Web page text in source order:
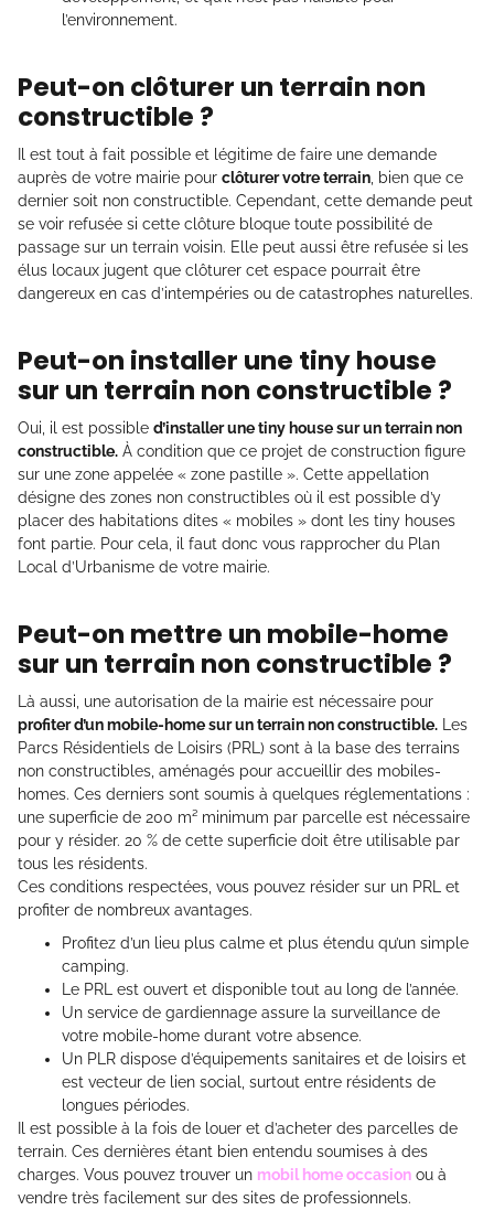
l’environnement.
Peut-on clôturer un terrain non
constructible ?
Il est tout à fait possible et légitime de faire une demande
auprès de votre mairie pour clôturer votre terrain , bien que ce
dernier soit non constructible. Cependant, cette demande peut
se voir refusée si cette clôture bloque toute possibilité de
passage sur un terrain voisin. Elle peut aussi être refusée si les
élus locaux jugent que clôturer cet espace pourrait être
dangereux en cas d’intempéries ou de catastrophes naturelles.
Peut-on installer une tiny house
sur un terrain non constructible ?
Oui, il est possible d’installer une tiny house sur un terrain non
constructible. À condition que ce projet de construction figure
sur une zone appelée « zone pastille ». Cette appellation
désigne des zones non constructibles où il est possible d’y
placer des habitations dites « mobiles » dont les tiny houses
font partie. Pour cela, il faut donc vous rapprocher du Plan
Local d’Urbanisme de votre mairie.
Peut-on mettre un mobile-home
sur un terrain non constructible ?
Là aussi, une autorisation de la mairie est nécessaire pour
profiter d’un mobile-home sur un terrain non constructible. Les
Parcs Résidentiels de Loisirs (PRL) sont à la base des terrains
non constructibles, aménagés pour accueillir des mobiles-
homes. Ces derniers sont soumis à quelques réglementations :
une superficie de 200 m² minimum par parcelle est nécessaire
pour y résider. 20 % de cette superficie doit être utilisable par
tous les résidents.
Ces conditions respectées, vous pouvez résider sur un PRL et
profiter de nombreux avantages.
Profitez d’un lieu plus calme et plus étendu qu’un simple
camping.
Le PRL est ouvert et disponible tout au long de l’année.
Un service de gardiennage assure la surveillance de
votre mobile-home durant votre absence.
Un PLR dispose d’équipements sanitaires et de loisirs et
est vecteur de lien social, surtout entre résidents de
longues périodes.
Il est possible à la fois de louer et d’acheter des parcelles de
terrain. Ces dernières étant bien entendu soumises à des
charges. Vous pouvez trouver un mobil home occasion ou à
vendre très facilement sur des sites de professionnels.